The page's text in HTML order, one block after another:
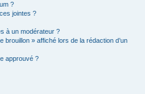
?
jointes ?
à un modérateur ?
» affiché lors de la rédaction d’un
approuvé ?